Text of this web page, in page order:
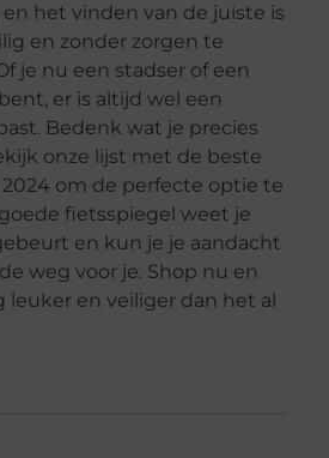
het vinden van de juiste is
en zonder zorgen te
je nu een stadser of een
er is altijd wel een
Bedenk wat je precies
onze lijst met de beste
om de perfecte optie te
fietsspiegel weet je
en kun je je aandacht
weg voor je. Shop nu en
leuker en veiliger dan het al